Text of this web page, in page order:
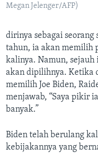
Megan Jelenger/AFP)
dirinya sebagai seorang
tahun, ia akan memilih
kalinya. Namun, sejauh
akan dipilihnya. Ketika
memilih Joe Biden,
menjawab, “Saya pikir
banyak.”
Biden telah berulang
kebijakannya yang